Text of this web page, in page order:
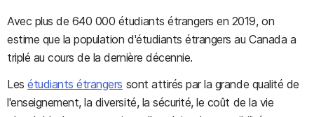
Avec plus de 640 000 étudiants étrangers en 2019, on
estime que la population d'étudiants étrangers au Canada a
triplé au cours de la dernière décennie.
Lesétudiants étrangers sont attirés par la grande qualité de
l'enseignement, la diversité, la sécurité, le coût de la vie